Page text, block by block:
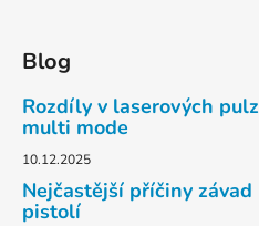
Blog
Rozdíly v laserových
multi mode
10.12.2025
Nejčastější příčiny
pistolí